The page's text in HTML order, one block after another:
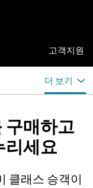
고객지원
더 보기
구매하고
리세요
클래스 승객이